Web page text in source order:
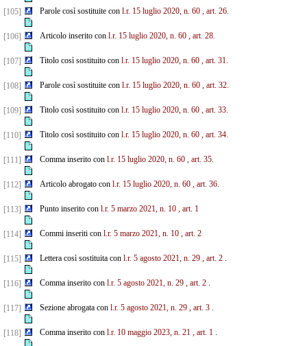
[105] Parole così sostituite con l.r. 15 luglio 2020, n. 60 , art. 26.
[106] Articolo inserito con l.r. 15 luglio 2020, n. 60 , art. 28.
[107] Titolo così sostituito con l.r. 15 luglio 2020, n. 60 , art. 31.
[108] Parole così sostituite con l.r. 15 luglio 2020, n. 60 , art. 32.
[109] Titolo così sostituito con l.r. 15 luglio 2020, n. 60 , art. 33.
[110] Titolo così sostituito con l.r. 15 luglio 2020, n. 60 , art. 34.
[111] Comma inserito con l.r. 15 luglio 2020, n. 60 , art. 35.
[112] Articolo abrogato con l.r. 15 luglio 2020, n. 60 , art. 36.
[113] Punto inserito con l.r. 5 marzo 2021, n. 10 , art. 1
[114] Commi inseriti con l.r. 5 marzo 2021, n. 10 , art. 2
[115] Lettera così sostituita con l.r. 5 agosto 2021, n. 29 , art. 2.
[116] Comma inserito con l.r. 5 agosto 2021, n. 29 , art. 2.
[117] Sezione abrogata con l.r. 5 agosto 2021, n. 29 , art. 3.
[118] Comma inserito con l.r. 10 maggio 2023, n. 21 , art. 1.